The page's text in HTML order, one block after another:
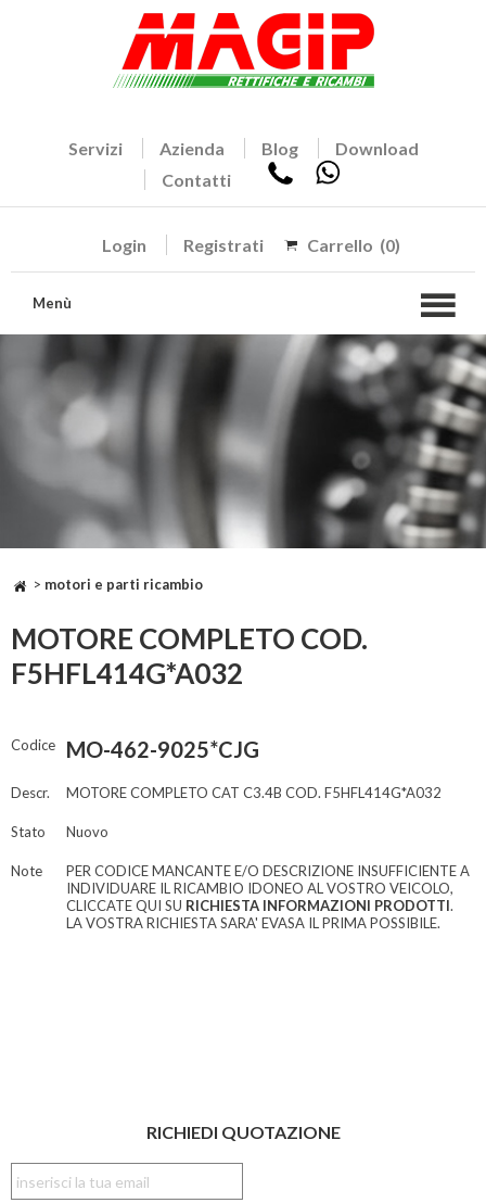
Servizi Azienda Blog
Download
Contatti
Login Registrati Carrello (0)
Menù
> motori e parti ricambio
MOTORE COMPLETO COD.
F5HFL414G*A032
Codice MO-462-9025*CJG
Descr. MOTORE COMPLETO CAT C3.4B COD. F5HFL414G*A032
Stato Nuovo
Note
PER CODICE MANCANTE E/O DESCRIZIONE INSUFFICIENTE A
INDIVIDUARE IL RICAMBIO IDONEO AL VOSTRO VEICOLO,
CLICCATE QUI SU RICHIESTA INFORMAZIONI PRODOTTI.
LA VOSTRA RICHIESTA SARA' EVASA IL PRIMA POSSIBILE.
RICHIEDI QUOTAZIONE